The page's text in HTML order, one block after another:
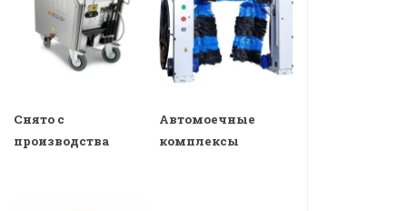
Снято с
производства
Автомоечные
комплексы